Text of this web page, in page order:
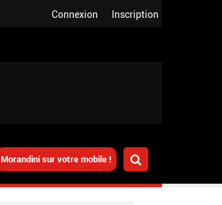
Inscription
Connexion
Morandini sur votre mobile !